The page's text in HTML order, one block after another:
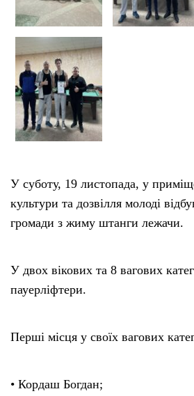
У суботу, 19 листопада, у
культури та дозвілля молоді
громади з жиму штанги лежачи.
У двох вікових та 8 вагових
пауерліфтери.
Перші місця у своїх вагових
• Кордаш Богдан;